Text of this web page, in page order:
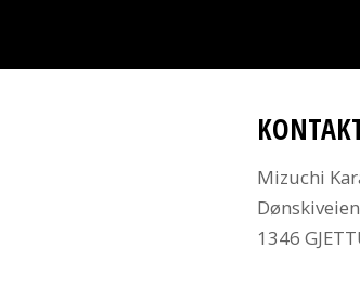
Mizuchi
1346